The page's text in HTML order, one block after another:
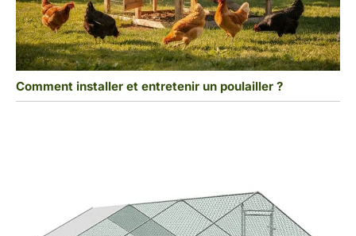
Comment installer et entretenir un poulailler ?